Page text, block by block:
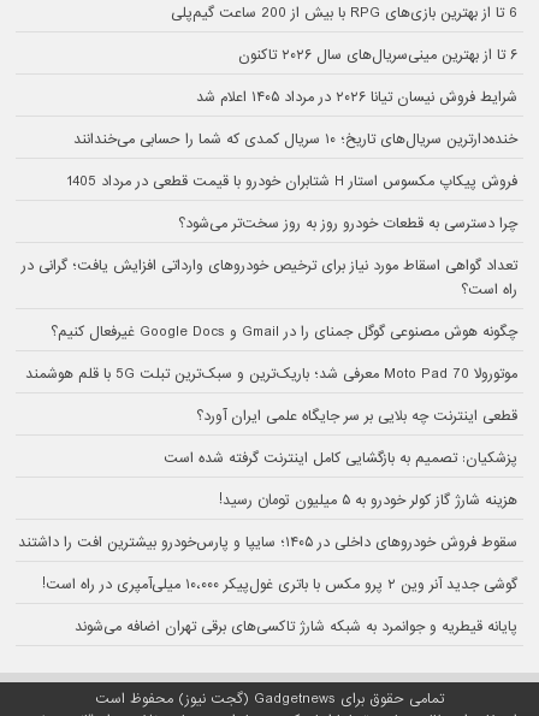
6 تا از بهترین بازی‌های RPG با بیش از 200 ساعت گیم‌پلی
۶ تا از بهترین مینی‌سریال‌های سال ۲۰۲۶ تاکنون
شرایط فروش نیسان تیانا ۲۰۲۶ در مرداد ۱۴۰۵ اعلام شد
خنده‌دارترین سریال‌های تاریخ؛ ۱۰ سریال کمدی که شما را حسابی می‌خندانند
فروش پیکاپ مکسوس استار H شتابران خودرو با قیمت قطعی در مرداد 1405
چرا دسترسی به قطعات خودرو روز به روز سخت‌تر می‌شود؟
تعداد گواهی اسقاط مورد نیاز برای ترخیص خودروهای وارداتی افزایش یافت؛ گرانی در
راه است؟
چگونه هوش مصنوعی گوگل جمنای را در Gmail و Google Docs غیرفعال کنیم؟
موتورولا Moto Pad 70 معرفی شد؛ باریک‌ترین و سبک‌ترین تبلت 5G با قلم هوشمند
قطعی اینترنت چه بلایی بر سر جایگاه علمی ایران آورد؟
پزشکیان: تصمیم به بازگشایی کامل اینترنت گرفته شده است
هزینه شارژ گاز کولر خودرو به ۵ میلیون تومان رسید!
سقوط فروش خودروهای داخلی در ۱۴۰۵؛ سایپا و پارس‌خودرو بیشترین افت را داشتند
گوشی جدید آنر وین ۲ پرو مکس با باتری غول‌پیکر ۱۰،۰۰۰ میلی‌آمپری در راه است!
پایانه قیطریه و جوانمرد به شبکه شارژ تاکسی‌های برقی تهران اضافه می‌شوند
تمامی حقوق برای Gadgetnews (گجت نیوز) محفوظ است